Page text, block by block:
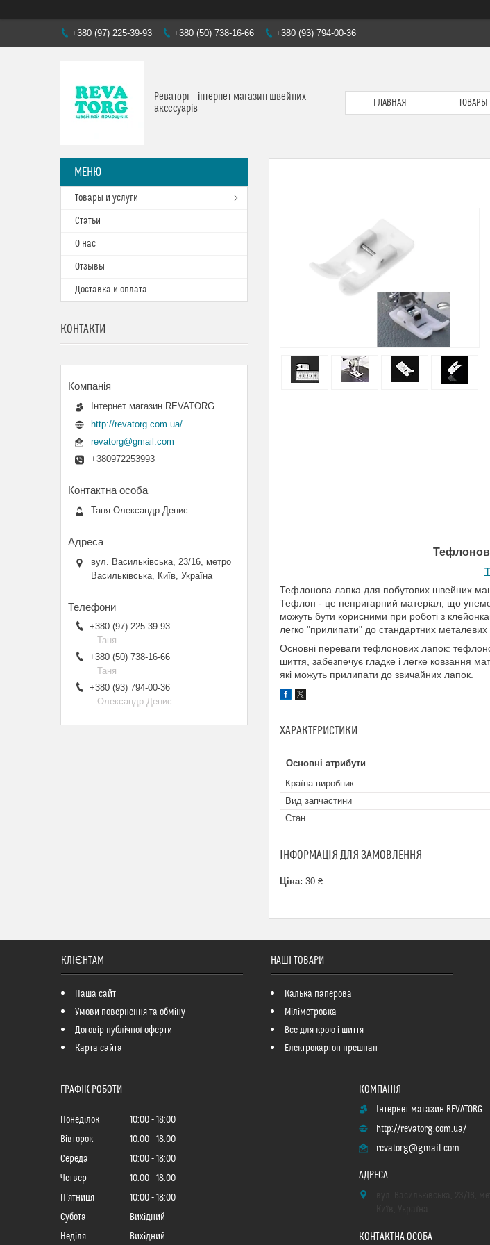
+380 (97) 225-39-93 +380 (50) 738-16-66 +380 (93) 794-00-36
Реваторг - інтернет магазин швейних
аксесуарів
ГЛАВНАЯ ТОВАРЫ
Тефлонова лапка для побутових швейних
Тефлон - це непригарний матеріал, що
можуть бути корисними при роботі з
легко "прилипати" до стандартних металевих
Основні переваги тефлонових лапок:
шиття, забезпечує гладке і легке ковзання
які можуть прилипати до звичайних лапок.
ХАРАКТЕРИСТИКИ
Основні атрибути
Країна виробник
Вид запчастини
Стан
ІНФОРМАЦІЯ ДЛЯ ЗАМОВЛЕННЯ
Ціна: 30 ₴
Товары и услуги
Статьи
О нас
Отзывы
Доставка и оплата
КОНТАКТИ
Інтернет магазин REVATORG
http://revatorg.com.ua/
revatorg@gmail.com
+380972253993
Таня Олександр Денис
вул. Васильківська, 23/16, метро
Васильківська, Київ, Україна
+380 (97) 225-39-93
Таня
+380 (50) 738-16-66
Таня
+380 (93) 794-00-36
Олександр Денис
КЛІЄНТАМ
Наша сайт
Умови повернення та обміну
Договір публічної оферти
Карта сайта
НАШІ ТОВАРИ
Калька паперова
Міліметровка
Все для крою і шиття
Електрокартон прешпан
ГРАФІК РОБОТИ
Понеділок 10:00
18:00
Вівторок
10:00
18:00
Середа
10:00
18:00
Четвер
10:00
18:00
Пʼятниця
10:00
18:00
Субота
Вихідний
Неділя
Вихідний
Інтернет магазин REVATORG
http://revatorg.com.ua/
revatorg@gmail.com